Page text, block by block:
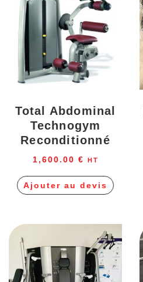
Total Abdominal
Technogym
Reconditionné
1,600.00 € HT
Ajouter au devis